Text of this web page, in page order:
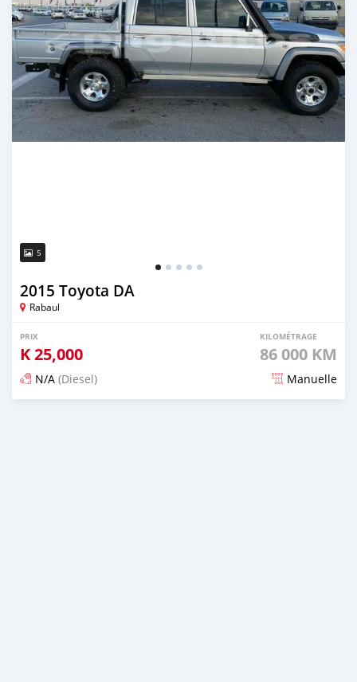
5
2015 Toyota DA
Rabaul
PRIX
K25,000
KILOMÉTRAGE
86 000 KM
N/A (Diesel) Manuelle